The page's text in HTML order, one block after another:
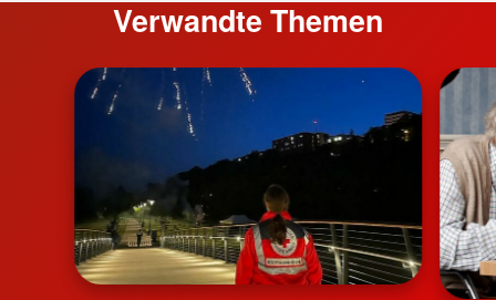
Verwandte Themen